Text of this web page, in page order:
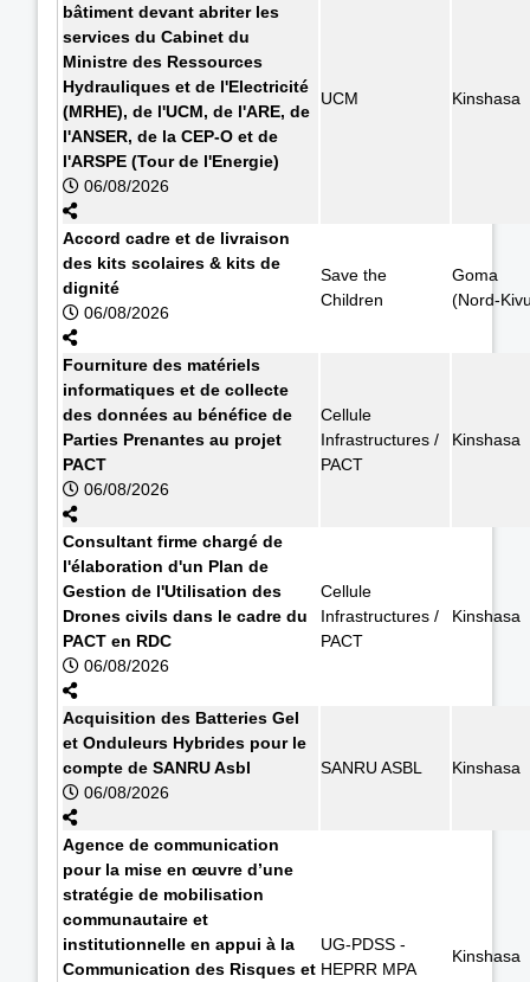
bâtiment devant abriter les
services du Cabinet du
Ministre des Ressources
Hydrauliques et de l'Electricité
(MRHE), de l'UCM, de l'ARE, de
l'ANSER, de la CEP-O et de
l'ARSPE (Tour de l'Energie)
06/08/2026
UCM Kinshasa
Accord cadre et de livraison
des kits scolaires & kits de
dignité
06/08/2026
Save the
Children
Goma
(Nord-
Fourniture des matériels
informatiques et de collecte
des données au bénéfice de
Parties Prenantes au projet
PACT
06/08/2026
Cellule
Infrastructures /
PACT
Kinshasa
Consultant firme chargé de
l'élaboration d'un Plan de
Gestion de l'Utilisation des
Drones civils dans le cadre du
PACT en RDC
06/08/2026
Cellule
Infrastructures /
PACT
Kinshasa
Acquisition des Batteries Gel
et Onduleurs Hybrides pour le
compte de SANRU Asbl
06/08/2026
SANRU ASBL Kinshasa
Agence de communication
pour la mise en œuvre d’une
stratégie de mobilisation
communautaire et
institutionnelle en appui à la
Communication des Risques et
UG-PDSS -
HEPRR MPA
Kinshasa